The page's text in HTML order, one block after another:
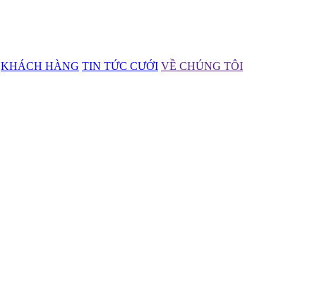
KHÁCH HÀNG TIN TỨC CƯỚI VỀ CHÚNG TÔI